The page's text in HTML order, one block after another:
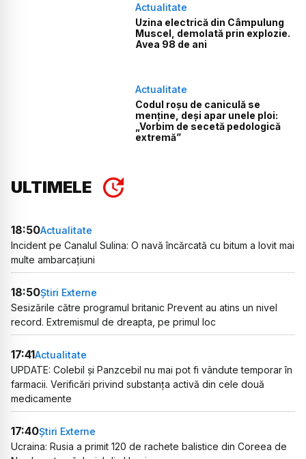
Actualitate
Uzina electrică din Câmpulung
Muscel, demolată prin explozie.
Avea 98 de ani
Actualitate
Codul roșu de caniculă se
menține, deși apar unele ploi:
„Vorbim de secetă pedologică
extremă”
ULTIMELE
18:50Actualitate
Incident pe Canalul Sulina: O navă încărcată cu bitum a lovit mai
multe ambarcațiuni
18:50Știri Externe
Sesizările către programul britanic Prevent au atins un nivel
record. Extremismul de dreapta, pe primul loc
17:41Actualitate
UPDATE: Colebil și Panzcebil nu mai pot fi vândute temporar în
farmacii. Verificări privind substanța activă din cele două
medicamente
17:40Știri Externe
Ucraina: Rusia a primit 120 de rachete balistice din Coreea de